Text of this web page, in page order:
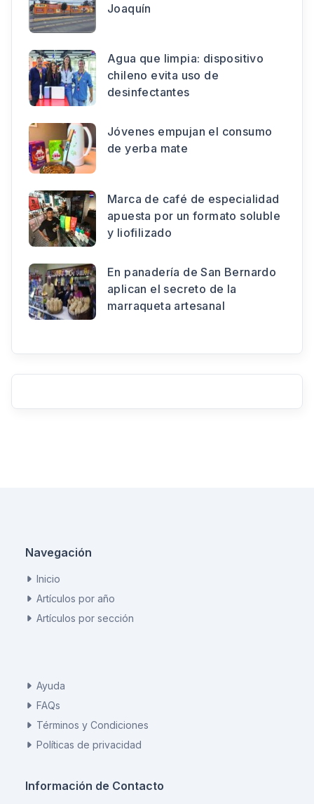
Joaquín
Agua que limpia: dispositivo
chileno evita uso de
desinfectantes
Jóvenes empujan el consumo
de yerba mate
Marca de café de especialidad
apuesta por un formato soluble
y liofilizado
En panadería de San Bernardo
aplican el secreto de la
marraqueta artesanal
Navegación
Inicio
Artículos por año
Artículos por sección
Ayuda
FAQs
Términos y Condiciones
Políticas de privacidad
Información de Contacto